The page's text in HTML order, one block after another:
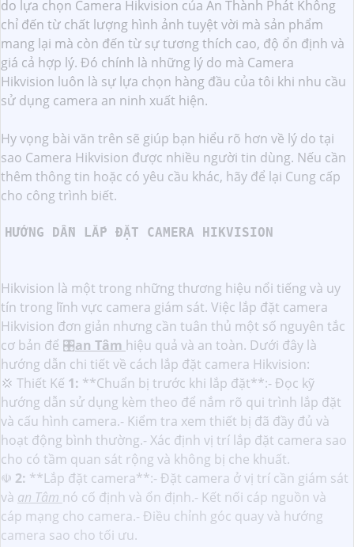
do lựa chọn Camera Hikvision của An Thành Phát Không
chỉ đến từ chất lượng hình ảnh tuyệt vời mà sản phẩm
mang lại mà còn đến từ sự tương thích cao, độ ổn định và
giá cả hợp lý. Đó chính là những lý do mà Camera
Hikvision luôn là sự lựa chọn hàng đầu của tôi khi nhu cầu
sử dụng camera an ninh xuất hiện.
Hy vọng bài văn trên sẽ giúp bạn hiểu rõ hơn về lý do tại
sao Camera Hikvision được nhiều người tin dùng. Nếu cần
thêm thông tin hoặc có yêu cầu khác, hãy để lại Cung cấp
cho công trình biết.
HƯỚNG DẪN LẮP ĐẶT CAMERA HIKVISION
Hikvision là một trong những thương hiệu nổi tiếng và uy
tín trong lĩnh vực camera giám sát. Việc lắp đặt camera
Hikvision đơn giản nhưng cần tuân thủ một số nguyên tắc
cơ bản để 🎛an Tâm hiệu quả và an toàn. Dưới đây là
hướng dẫn chi tiết về cách lắp đặt camera Hikvision:
💢 Thiết Kế 1: **Chuẩn bị trước khi lắp đặt**:- Đọc kỹ
hướng dẫn sử dụng kèm theo để nắm rõ qui trình lắp đặt
và cấu hình camera.- Kiểm tra xem thiết bị đã đầy đủ và
hoạt động bình thường.- Xác định vị trí lắp đặt camera sao
cho có tầm quan sát rộng và không bị che khuất.
☫ 2: **Lắp đặt camera**:- Đặt camera ở vị trí cần giám sát
và an Tâm nó cố định và ổn định.- Kết nối cáp nguồn và
cáp mạng cho camera.- Điều chỉnh góc quay và hướng
camera sao cho tối ưu.